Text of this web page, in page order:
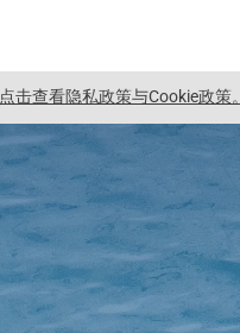
点击查看隐私政策与Cookie政策。